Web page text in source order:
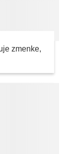
zmenke,